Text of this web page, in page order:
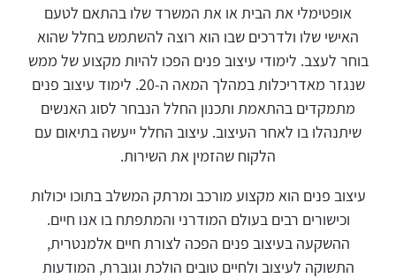
אופטימלי את הבית או את המשרד שלו בהתאם לטעם
האישי שלו ולדרכים שבו הוא רוצה להשתמש בחלל שהוא
בוחר לעצב. לימודי עיצוב פנים הפכו להיות מקצוע של ממש
שנגזר מאדריכלות במהלך המאה ה-20. לימוד עיצוב פנים
מתמקדים בהתאמת ותכנון החלל הנבחר לסוג האנשים
שיתנהלו בו לאחר העיצוב. עיצוב החלל ייעשה בתיאום עם
הלקוח שהזמין את השירות.
עיצוב פנים הוא מקצוע מורכב ומרתק המשלב בתוכו יכולות
וכישורים רבים בעולם המודרני והמתפתח בו אנו חיים.
ההשקעה בעיצוב פנים הפכה לצורת חיים אלמנטרית,
התשוקה לעיצוב ולחיים טובים הולכת וגוברת, המודעות